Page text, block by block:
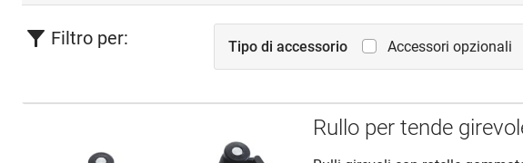
Filtro per: Tipo di accessorio Accessori opzionali
Rullo per tende